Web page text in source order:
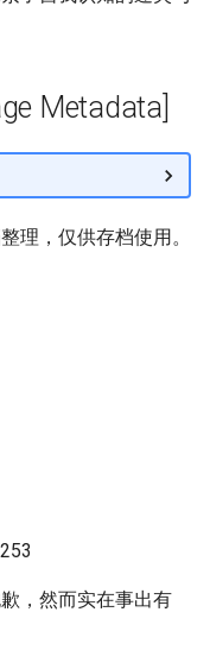
Metadata]
理，仅供存档使用。
，然而实在事出有